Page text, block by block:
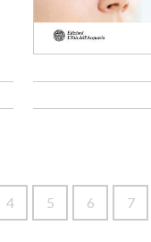
4 5 6 7